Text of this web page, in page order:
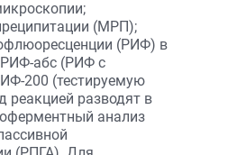
(МРП);
(РИФ) в
абс (РИФ с
200 (тестируемую
реакцией разводят в
анализ